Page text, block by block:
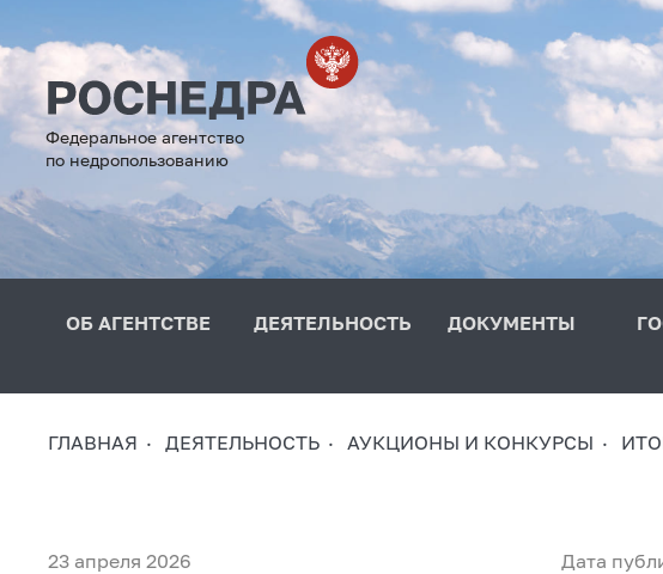
Федеральное агентство
по недропользованию
ОБ АГЕНТСТВЕ ДЕЯТЕЛЬНОСТЬ ДОКУМЕНТЫ
ГЛАВНАЯ ДЕЯТЕЛЬНОСТЬ АУКЦИОНЫ И КОНКУРСЫ
23 апреля 2026
Дата